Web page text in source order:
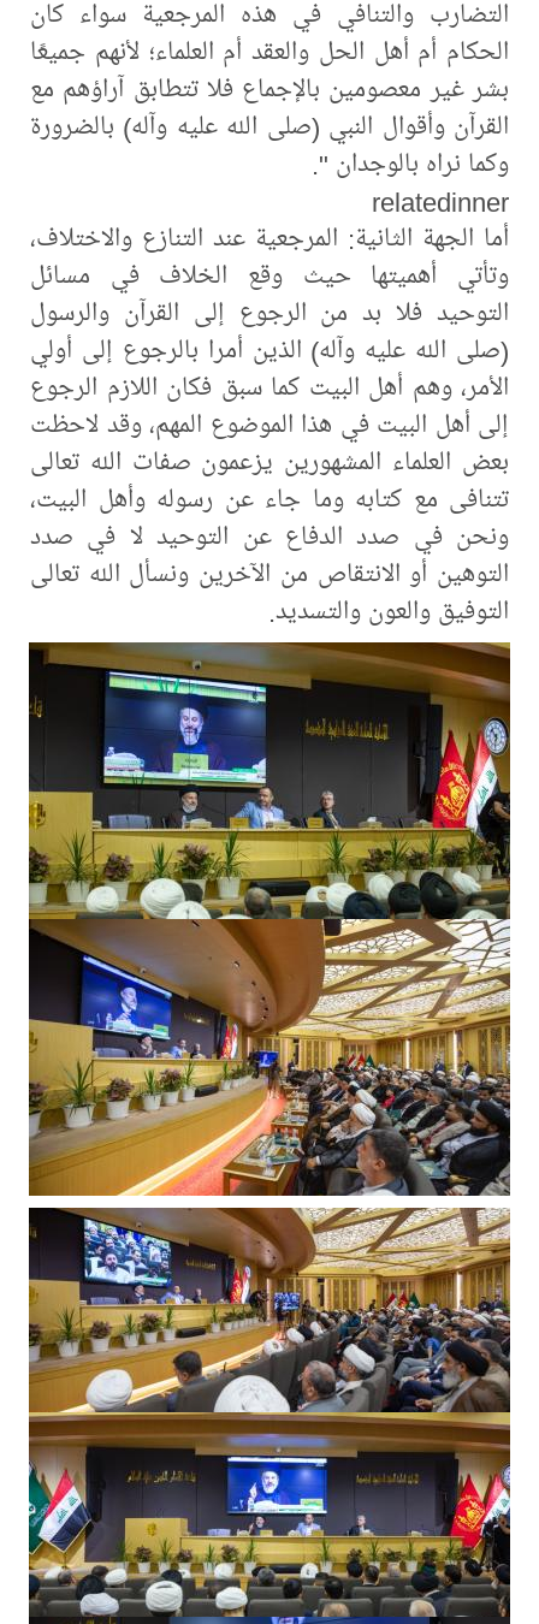
التضارب والتنافي في هذه المرجعية سواء كان
الحكام أم أهل الحل والعقد أم العلماء؛ لأنهم جميعًا
بشر غير معصومين بالإجماع فلا تتطابق آراؤهم مع
القرآن وأقوال النبي (صلى الله عليه وآله) بالضرورة
وكما نراه بالوجدان ".
relatedinner
أما الجهة الثانية: المرجعية عند التنازع والاختلاف،
وتأتي أهميتها حيث وقع الخلاف في مسائل
التوحيد فلا بد من الرجوع إلى القرآن والرسول
(صلى الله عليه وآله) الذين أمرا بالرجوع إلى أولي
الأمر، وهم أهل البيت كما سبق فكان اللازم الرجوع
إلى أهل البيت في هذا الموضوع المهم، وقد لاحظت
بعض العلماء المشهورين يزعمون صفات الله تعالى
تتنافى مع كتابه وما جاء عن رسوله وأهل البيت،
ونحن في صدد الدفاع عن التوحيد لا في صدد
التوهين أو الانتقاص من الآخرين ونسأل الله تعالى
التوفيق والعون والتسديد.